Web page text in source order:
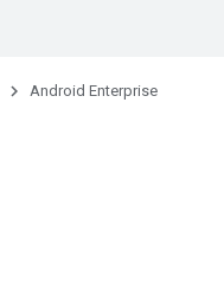
Android Enterprise